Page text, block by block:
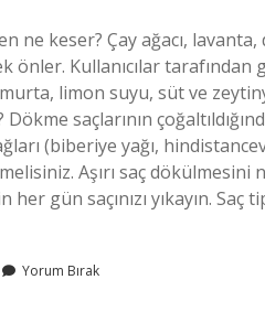
ne keser? Çay ağacı,
önler. Kullanıcılar
limon suyu, süt ve
Dökme saçlarının
(biberiye yağı,
Aşırı saç dökülmesini
her gün saçınızı yıkayın.
Yorum Bırak